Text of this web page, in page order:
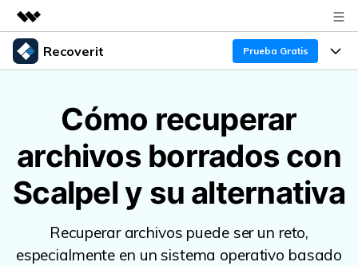
Productos destacados
Soluciones
Quiénes somos
Sala de prensa
Soporte
Recoverit Prueba Gratis
Recoverit para Windows
Líder en recuperación para Windows
Pruébalo Gratis
Funciones
Recuperar de Unidades
Recuperar Medios Borrados
Soluciones de Recuperación Exclusivas Nuevo
Recursos
Por qué Recoverit
Experto en Recuperación de Datos
Guía
Cómo recuperar
archivos borrados con
Scalpel y su alternativa
Recuperar archivos puede ser un reto,
especialmente en un sistema operativo basado